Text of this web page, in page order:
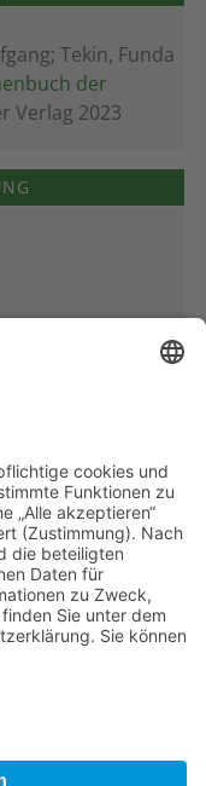
Tekin, Funda
der
Verlag 2023